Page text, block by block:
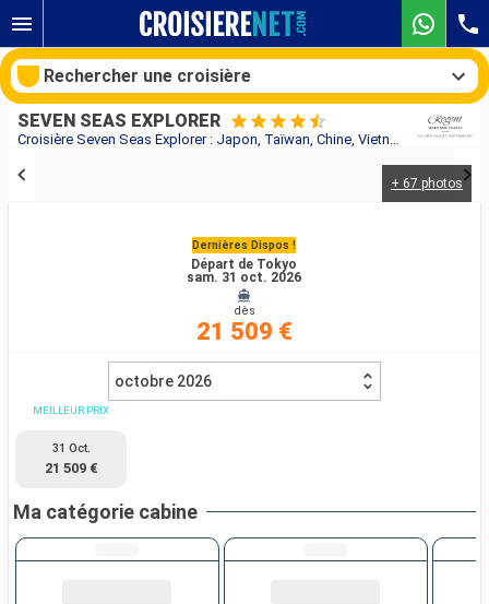
Croisière Seven Seas Explorer : Japon, Taïwan, Chine, Vietnam, Singapour, Thaïlande au départ de Tokyo
SEVEN SEAS EXPLORER
+ 67 photos
Dernières Dispos !
Départ de Tokyo
sam. 31 oct. 2026
dès
21 509 €
octobre 2026
MEILLEUR PRIX
31 Oct.
21 509 €
Ma catégorie cabine
Rechercher une croisière